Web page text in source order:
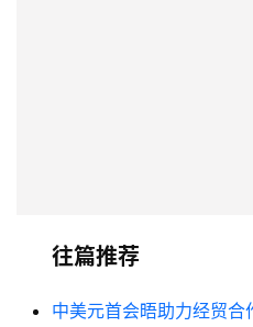
往篇推荐
中美元首会晤助力经贸